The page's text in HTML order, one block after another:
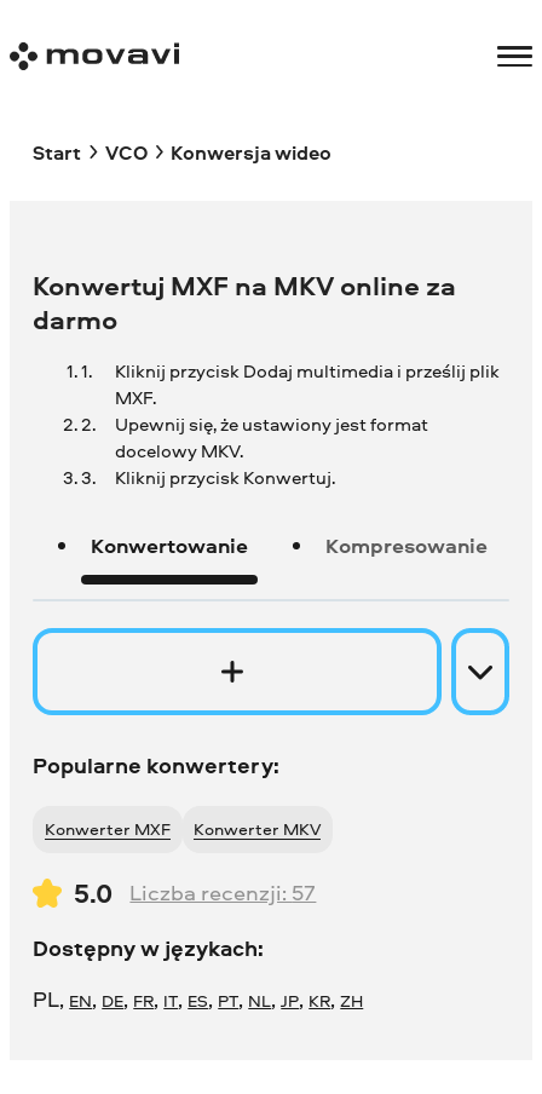
Start VCO Konwersja wideo
Konwertuj MXF na MKV online za
darmo
Kliknij przycisk Dodaj multimedia i prześlij plik
MXF.
Upewnij się, że ustawiony jest format
docelowy MKV.
Kliknij przycisk Konwertuj.
Konwertowanie Kompresowanie
Popularne konwertery:
Konwerter MXF Konwerter MKV
5.0 Liczba recenzji: 57
Dostępny w językach:
PL, EN, DE, FR, IT, ES, PT, NL,JP, KR,ZH